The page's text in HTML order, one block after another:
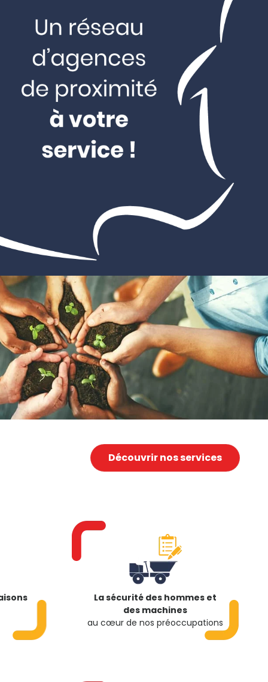
Découvrir nos services
La sécurité des hommes et
des machines
au cœur de nos préoccupations